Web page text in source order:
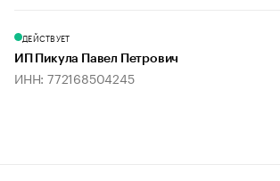
ДЕЙСТВУЕТ
ИП Пикула Павел Петрович
ИНН: 772168504245